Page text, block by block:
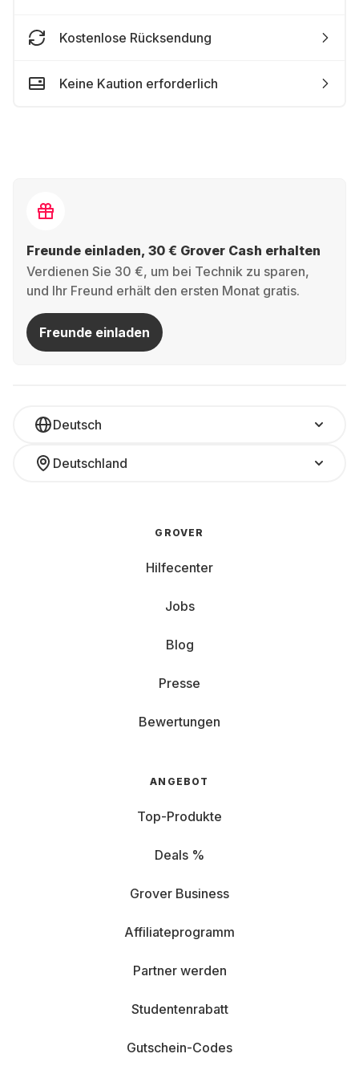
Kostenlose Rücksendung
Keine Kaution erforderlich
Freunde einladen, 30 € Grover Cash erhalten
Verdienen Sie 30 €, um bei Technik zu sparen,
und Ihr Freund erhält den ersten Monat gratis.
Freunde einladen
Deutsch
Deutschland
GROVER
Hilfecenter
Jobs
Blog
Presse
Bewertungen
ANGEBOT
Top-Produkte
Deals %
Grover Business
Affiliateprogramm
Partner werden
Studentenrabatt
Gutschein-Codes